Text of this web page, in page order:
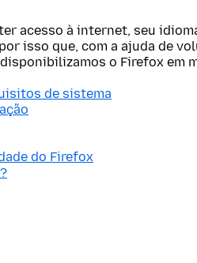
acesso à internet, seu
isso que, com a ajuda de
o Firefox em
de sistema
do Firefox